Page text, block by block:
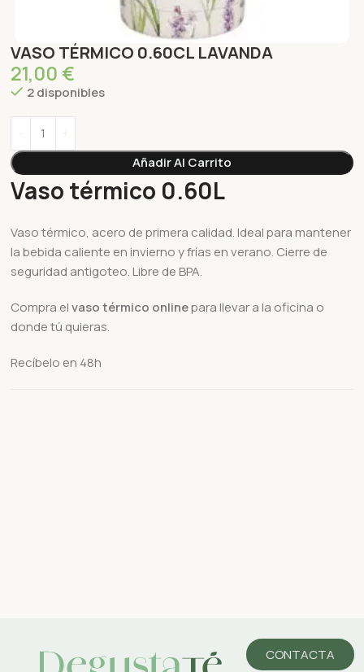
VASO TÉRMICO 0.60CL LAVANDA
21,00 €
2 disponibles
Añadir Al Carrito
Vaso térmico 0.60L
Vaso térmico, acero de primera calidad. Ideal para mantener
la bebida caliente en invierno y frías en verano. Cierre de
seguridad antigoteo. Libre de BPA.
Compra elvaso térmico onlinepara llevar a la oficina o
donde tú quieras.
Recíbelo en 48h
CONTACTA